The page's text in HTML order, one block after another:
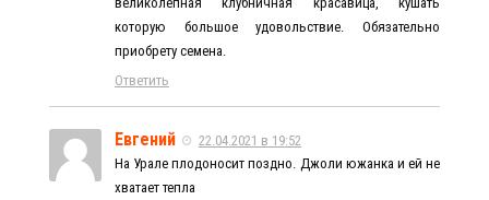
которую большое удовольствие. Обязательно
приобрету семена.
Ответить
Евгений
22.04.2021 в 19:52
На Урале плодоносит поздно. Джоли южанка и ей не
хватает тепла